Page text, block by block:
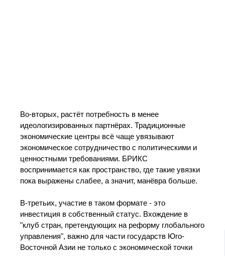
Во‑вторых, растёт потребность в менее
идеологизированных партнёрах. Традиционные
экономические центры всё чаще увязывают
экономическое сотрудничество с политическими и
ценностными требованиями. БРИКС
воспринимается как пространство, где такие увязки
пока выражены слабее, а значит, манёвра больше.
В‑третьих, участие в таком формате - это
инвестиция в собственный статус. Вхождение в
"клуб стран, претендующих на реформу глобального
управления", важно для части государств Юго-
Восточной Азии не только с экономической точки